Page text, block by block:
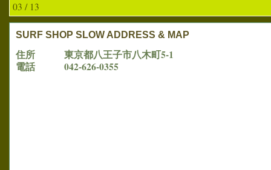
03 / 13
SURF SHOP SLOW ADDRESS & MAP
住所 東京都八王子市八木町5-1
電話 042-626-0355